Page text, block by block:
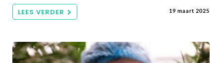
LEES VERDER 19 maart 2025